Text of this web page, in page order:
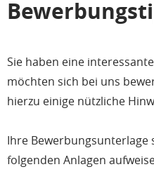
Sie haben eine
möchten sich bei uns
hierzu einige nützliche
Ihre
folgenden Anlagen